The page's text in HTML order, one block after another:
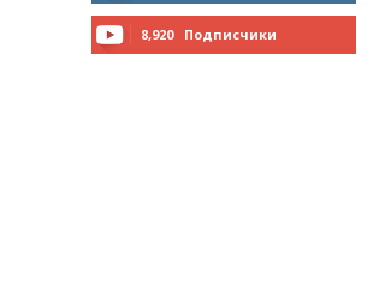
8,920 Подписчики